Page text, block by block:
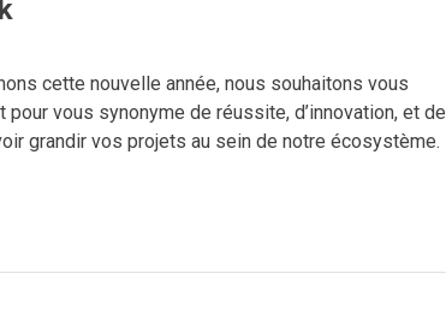
cette nouvelle année, nous souhaitons vous
vous synonyme de réussite, d’innovation, et de
grandir vos projets au sein de notre écosystème.